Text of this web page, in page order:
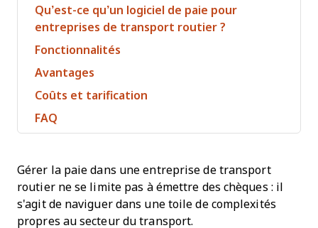
Qu’est-ce qu’un logiciel de paie pour
entreprises de transport routier ?
Fonctionnalités
Avantages
Coûts et tarification
FAQ
Gérer la paie dans une entreprise de transport
routier ne se limite pas à émettre des chèques : il
s'agit de naviguer dans une toile de complexités
propres au secteur du transport.